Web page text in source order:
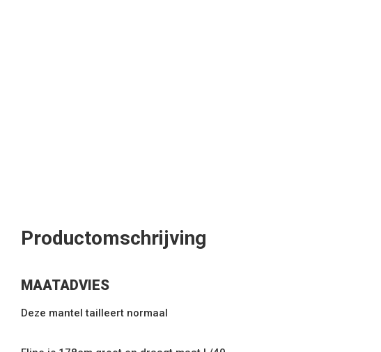
Productomschrijving
MAATADVIES
Deze mantel tailleert normaal